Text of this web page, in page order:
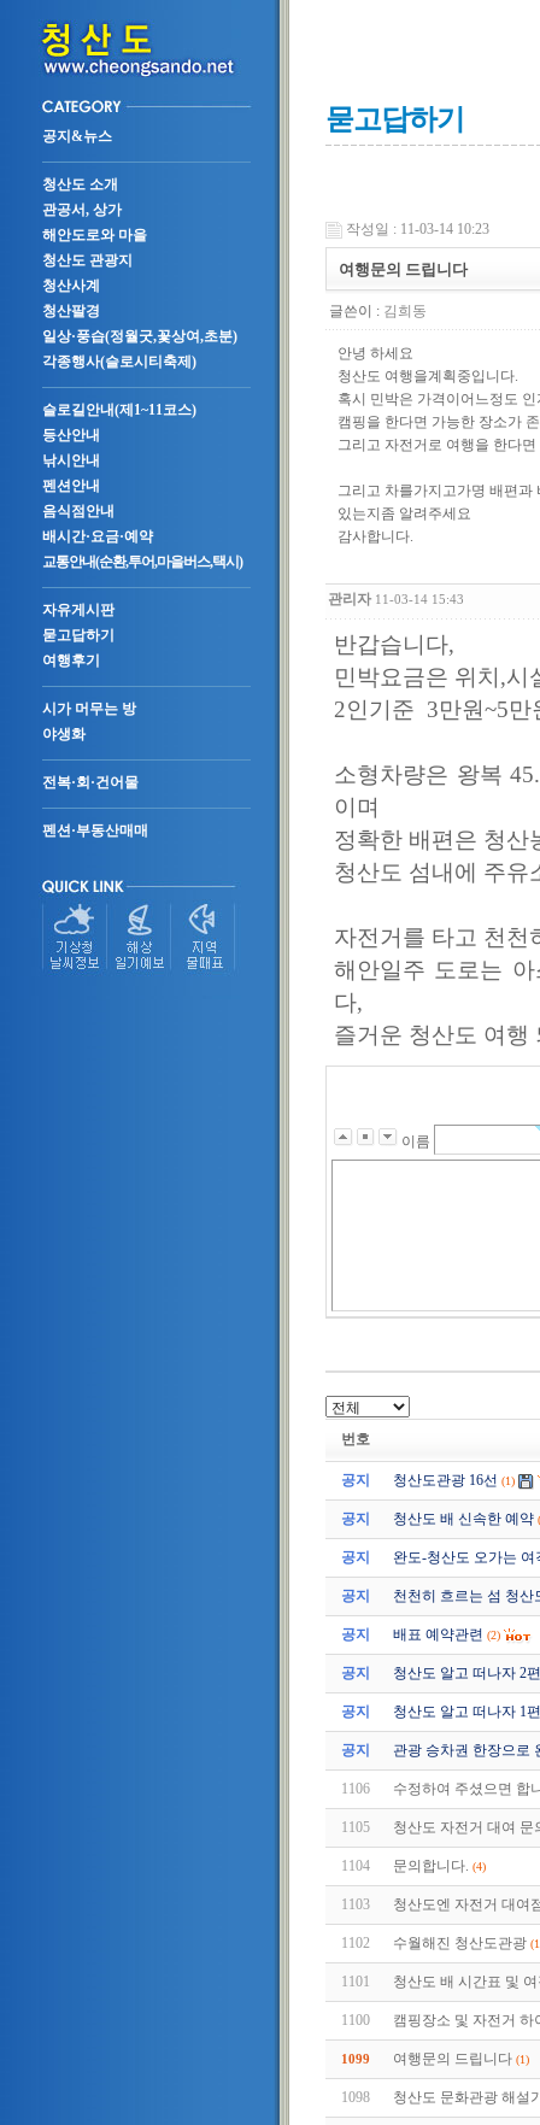
공지&뉴스
청산도 소개
관공서, 상가
해안도로와 마을
청산도 관광지
청산사계
청산팔경
일상·풍습(정월굿,꽃상여,초분)
각종행사(슬로시티축제)
슬로길안내(제1~11코스)
등산안내
낚시안내
펜션안내
음식점안내
배시간·요금·예약
교통안내(순환,투어,마을버스,택시)
자유게시판
묻고답하기
여행후기
시가 머무는 방
야생화
전복·회·건어물
펜션·부동산매매
묻고답하기
작성일 : 11-03-14 10:23
여행문의 드립니다
글쓴이 : 김희동
안녕 하세요
청산도 여행을계획중입니다.
혹시 민박은 가격이어느정도 인
캠핑을 한다면 가능한 장소가
그리고 자전거로 여행을 한다
그리고 차를가지고가명 배편과
있는지좀 알려주세요
감사합니다.
관리자 11-03-14 15:43
반갑습니다,
민박요금은 위치,시
2인기준 3만원~5만
소형차량은 왕복
이며
정확한 배편은 청산
청산도 섬내에 주
자전거를 타고 천천
해안일주 도로는
다,
즐거운 청산도 여행
이름
번호
공지 청산도관광 16선 (1)
공지 청산도 배 신속한 예약
공지 완도-청산도 오가는
공지 천천히 흐르는 섬 청산
공지 배표 예약관련 (2)
공지 청산도 알고 떠나자 2
공지 청산도 알고 떠나자 1
공지 관광 승차권 한장으로
1106 수정하여 주셨으면 합
1105 청산도 자전거 대여 문
1104 문의합니다. (4)
1103 청산도엔 자전거 대여
1102 수월해진 청산도관광
1101 청산도 배 시간표 및
1100 캠핑장소 및 자전거
1099 여행문의 드립니다 (1)
1098 청산도 문화관광 해설